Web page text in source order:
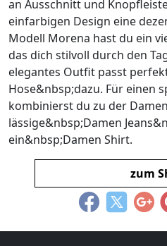
an Ausschnitt und
einfarbigen Design eine
Modell Morena hast du ein
das dich stilvoll durch den
elegantes Outfit passt
Hose&nbsp;dazu. Für einen
kombinierst du zu der
lässige&nbsp;Damen
ein&nbsp;Damen Shirt.
zum